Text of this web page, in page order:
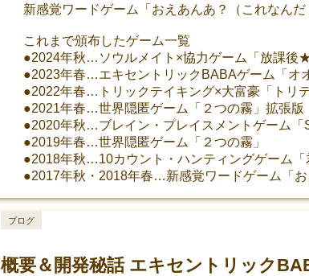
新感覚ワードゲーム「おえあんあ？（これなん
これまで頒布したゲーム一覧
●2024年秋…ソウルメイト×協力ゲーム「放課後★
●2023年春…エキセントリックBABAゲーム「オ
●2022年春…トリックテイキング×大富豪「トリテ
●2021年春…世界隠匿ゲーム「２つの霧」拡張版
●2020年秋…ブレイン・プレイスメントゲーム「
●2019年春…世界隠匿ゲーム「２つの霧」
●2018年秋…10カウント・ハンティングゲーム「
●2017年秋・2018年春…新感覚ワードゲーム「お
概要＆開発秘話 エキセントリック
ブログ